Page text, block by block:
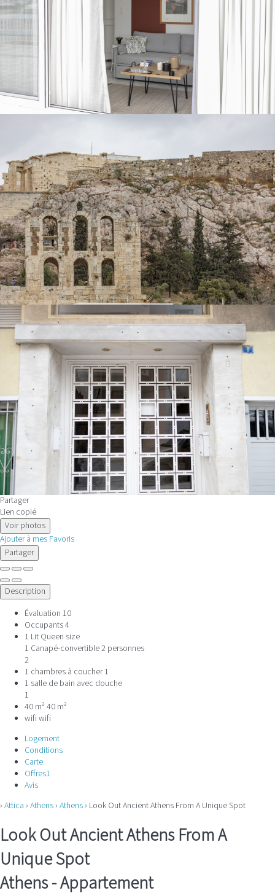
Partager
Lien copié
Voir photos
Ajouter à mes Favoris
Partager
Description
Évaluation 10
Occupants4
1 Lit Queen size
1 Canapé-convertible 2 personnes
2
1 chambres à coucher 1
1 salle de bain avec douche
1
40 m² 40 m²
wifi wifi
Logement
Conditions
Carte
Offres1
Avis
› Attica › Athens › Athens › Look Out Ancient Athens From A Unique Spot
Look Out Ancient Athens From A
Unique Spot
Athens -Appartement